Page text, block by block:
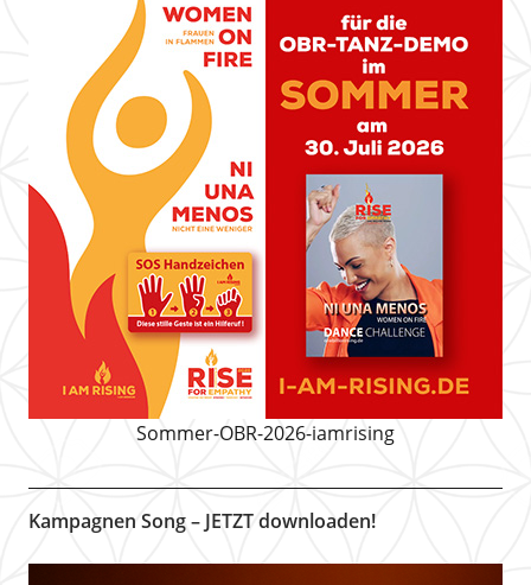
Sommer-OBR-2026-iamrising
Kampagnen Song – JETZT downloaden!